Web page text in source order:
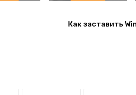
Как заставить